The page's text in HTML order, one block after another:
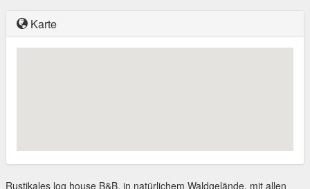
Karte
Rustikales log house B&B, in natürlichem Waldgelände, mit allen